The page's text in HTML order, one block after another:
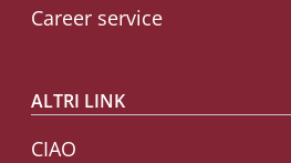
Career service
ALTRI LINK
CIAO